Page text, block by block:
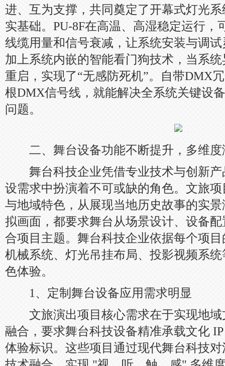
进、互为支撑，共同奠定了开幕式灯光
实基础。PU-8F在高温、高湿稳定运行，
线缆用量和信号衰减，让系统安装与调
加上系统内嵌的智能看门狗技术，当系
重启，实现了“无感防死机”。自带DMX
根DMX信号线，就能解决全系统关键设
问题。
二、舞台设备功能不断提升，多维度
舞台科技企业凭借专业技术与创新产
设需求中扮演着不可或缺的角色。文旅
与地域特色，从展现当地历史故事的实
拟画面，都要求舞台从场景设计、设备
合项目主题。舞台科技企业依据每个项
机械系统、灯光吊挂布局、投影视频系
色体验。
1、定制舞台设备应用需求明显
文旅演出项目核心需求在于实现地域
融合，要求舞台科技设备精准承载文化
体验标识。这些项目通过现代舞台科技